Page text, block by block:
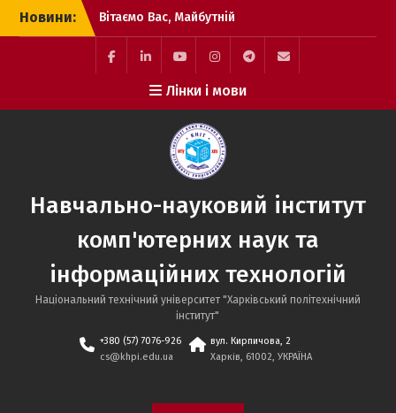
Перейти
Новини:
Вітаємо Вас, Майбутній
Студент ННІ КНІТ!
Виконання вимог до
зарахування
Етапи вступної кампанії
до магістратури
FacebookLinkedInYouTubeInstagramTelegram
Лінки і мови
Навчально-науковий інститут
комп'ютерних наук та
інформаційних технологій
Національний технічний університет "Харківський політехнічний
інститут"
+380 (57) 7076-926
cs@khpi.edu.ua
вул. Кирпичова, 2
Харків, 61002, УКРАЇНА